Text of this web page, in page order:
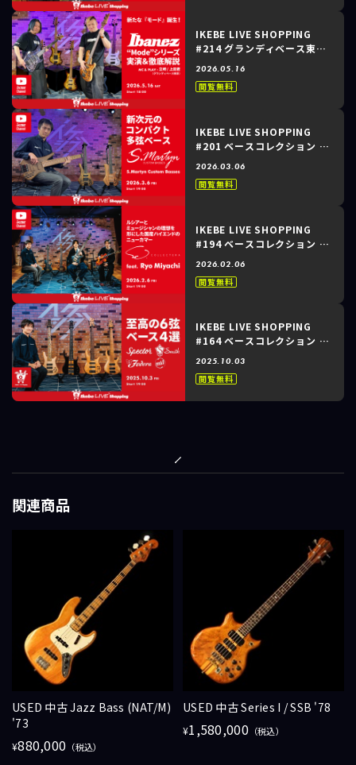
関連商品
USED 中古 Jazz Bass (NAT/M)
'73
¥880,000 （税込）
USED 中古 Series I / SSB '78
¥1,580,000（税込）
IKEBE LIVE SHOPPING
#214 グランディベース東京
～Ibanez｜新たな『モー
ズ”Mode”シリーズ 実演＆
2026.05.16
閲覧無料
IKEBE LIVE SHOPPING
#201 ベースコレクション ～
ト多弦ベース～
2026.03.06
閲覧無料
IKEBE LIVE SHOPPING
#194 ベースコレクション ～
ュージシャンの理想を形にし
2026.02.06
閲覧無料
IKEBE LIVE SHOPPING
#164 ベースコレクション ～
至高の6弦ベース4選｜
Fodera, MTD～
2025.10.03
閲覧無料